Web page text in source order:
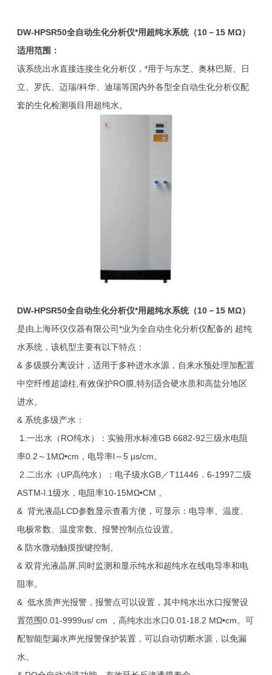
DW-HPSR50全自动生化分析仪*用超纯水系统（10－15 MΩ）
适用范围：
该系统出水直接连接生化分析仪，*用于与东芝、奥林巴斯、日
立、罗氏、迈瑞/科华、迪瑞等国内外各型全自动生化分析仪配
套的生化检测项目用超纯水。
DW-HPSR50全自动生化分析仪*用超纯水系统（10－15 MΩ）
是由上海环仪仪器有限公司*业为全自动生化分析仪配备的 超纯
水系统，该机型主要有以下特点：
& 多级膜分离设计，适用于多种进水水源，自来水预处理加配置
中空纤维超滤柱,有效保护RO膜,特别适合硬水质和高盐分地区
进水。
& 系统多级产水：
1.一出水（RO纯水）：实验用水标准GB 6682-92三级水电阻
率0.2～1MΩ•cm，电导率l～5 μs/cm。
2.二出水（UP高纯水）：电子级水GB／T11446．6-1997二级
ASTM-l.1级水，电阻率10-15MΩ•CM 。
& 背光液晶LCD参数显示查看方便，可显示：电导率、温度、
电极常数、温度常数、报警控制点位设置。
& 防水微动触摸按键控制。
& 双背光液晶屏,同时监测和显示纯水和超纯水在线电导率和电
阻率。
& 低水质声光报警，报警点可以设置，其中纯水出水口报警设
置范围0.01-9999us/ cm ，高纯水出水口0.01-18.2 MΩ•cm。可
配智能型漏水声光报警保护装置，可以自动切断水源，以免漏
水。